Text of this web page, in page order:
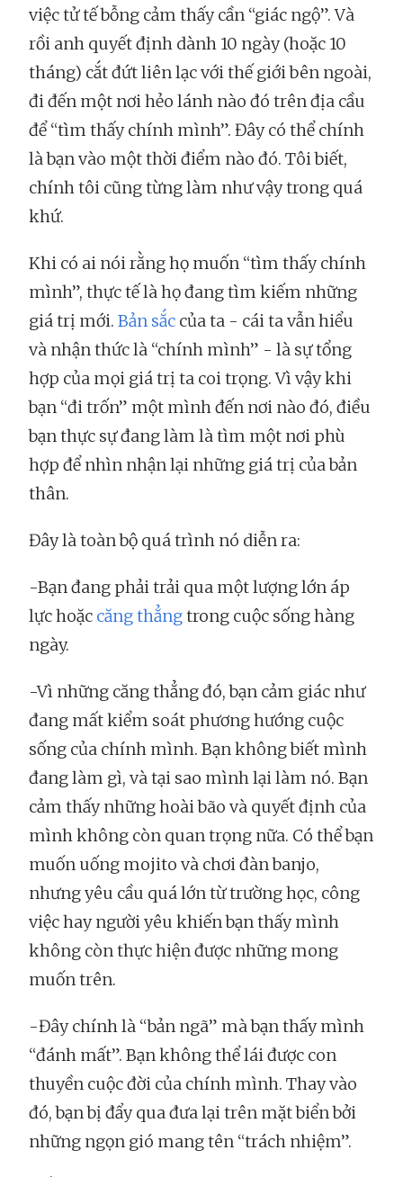
việc tử tế bỗng cảm thấy cần “giác ngộ”. Và
rồi anh quyết định dành 10 ngày (hoặc 10
tháng) cắt đứt liên lạc với thế giới bên ngoài,
đi đến một nơi hẻo lánh nào đó trên địa cầu
để “tìm thấy chính mình”. Đây có thể chính
là bạn vào một thời điểm nào đó. Tôi biết,
chính tôi cũng từng làm như vậy trong quá
khứ.
Khi có ai nói rằng họ muốn “tìm thấy chính
mình”, thực tế là họ đang tìm kiếm những
giá trị mới. Bản sắc của ta - cái ta vẫn hiểu
và nhận thức là “chính mình” - là sự tổng
hợp của mọi giá trị ta coi trọng. Vì vậy khi
bạn “đi trốn” một mình đến nơi nào đó, điều
bạn thực sự đang làm là tìm một nơi phù
hợp để nhìn nhận lại những giá trị của bản
thân.
Đây là toàn bộ quá trình nó diễn ra:
-Bạn đang phải trải qua một lượng lớn áp
lực hoặc căng thẳngtrong cuộc sống hàng
ngày.
-Vì những căng thẳng đó, bạn cảm giác như
đang mất kiểm soát phương hướng cuộc
sống của chính mình. Bạn không biết mình
đang làm gì, và tại sao mình lại làm nó. Bạn
cảm thấy những hoài bão và quyết định của
mình không còn quan trọng nữa. Có thể bạn
muốn uống mojito và chơi đàn banjo,
nhưng yêu cầu quá lớn từ trường học, công
việc hay người yêu khiến bạn thấy mình
không còn thực hiện được những mong
muốn trên.
-Đây chính là “bản ngã” mà bạn thấy mình
“đánh mất”. Bạn không thể lái được con
thuyền cuộc đời của chính mình. Thay vào
đó, bạn bị đẩy qua đưa lại trên mặt biển bởi
những ngọn gió mang tên “trách nhiệm”.